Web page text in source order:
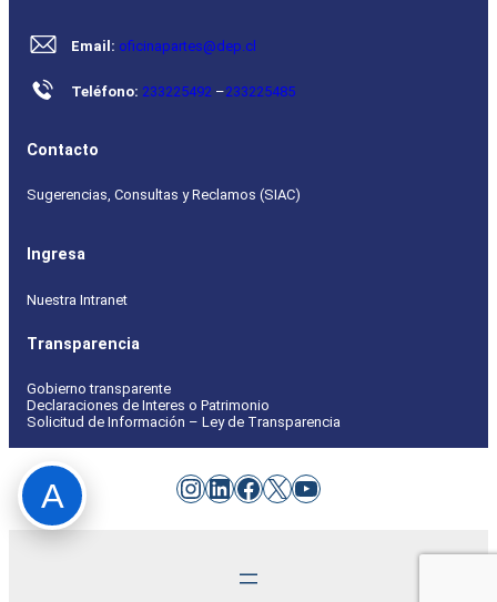
Email: oficinapartes@dep.cl
Teléfono: 233225492 –233225485
Contacto
Sugerencias, Consultas y Reclamos (SIAC)
Ingresa
Nuestra Intranet
Transparencia
Gobierno transparente
Declaraciones de Interes o Patrimonio
Solicitud de Información – Ley de Transparencia
Instagram
LinkedIn
Facebook
X YouTube
A